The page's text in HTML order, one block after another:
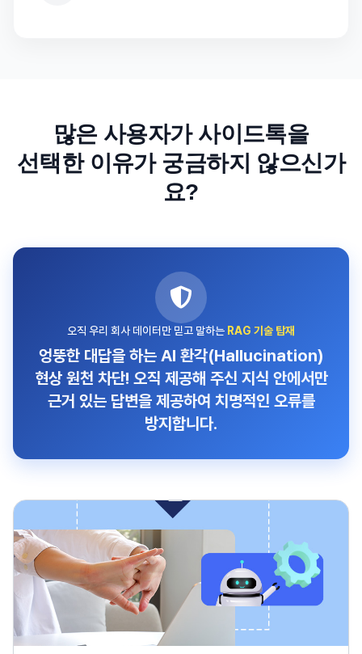
많은 사용자가 사이드톡을
선택한 이유가 궁금하지 않으신가
요?
오직 우리 회사 데이터만 믿고 말하는 RAG 기술 탑재
엉뚱한 대답을 하는 AI 환각(Hallucination)
현상 원천 차단! 오직 제공해 주신 지식 안에서만
근거 있는 답변을 제공하여 치명적인 오류를
방지합니다.